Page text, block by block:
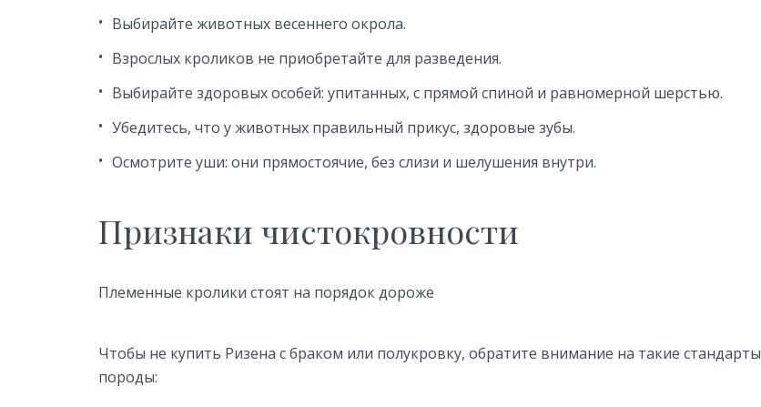
Выбирайте животных весеннего окрола.
Взрослых кроликов не приобретайте для разведения.
Выбирайте здоровых особей: упитанных, с прямой спиной и равномерной шерстью.
Убедитесь, что у животных правильный прикус, здоровые зубы.
Осмотрите уши: они прямостоячие, без слизи и шелушения внутри.
Признаки чистокровности
Племенные кролики стоят на порядок дороже
Чтобы не купить Ризена с браком или полукровку, обратите внимание на такие стандарты
породы: